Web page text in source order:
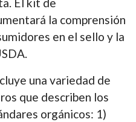
El kit de
la comprensión
en el sello y la
una variedad de
que describen los
orgánicos: 1)